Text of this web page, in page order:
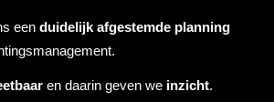
uitbesteden
audit
een duidelijk afgestemde planning
en daarin geven we inzicht.